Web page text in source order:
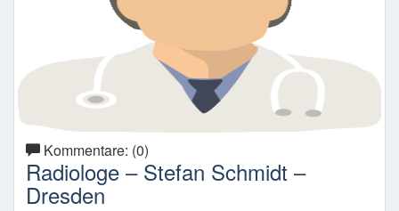
Kommentare: (0)
Radiologe – Stefan Schmidt –
Dresden